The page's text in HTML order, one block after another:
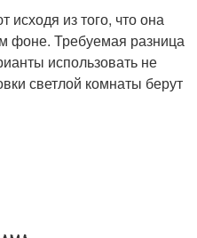
исходя из того, что она
фоне. Требуемая разница
использовать не
светлой комнаты берут